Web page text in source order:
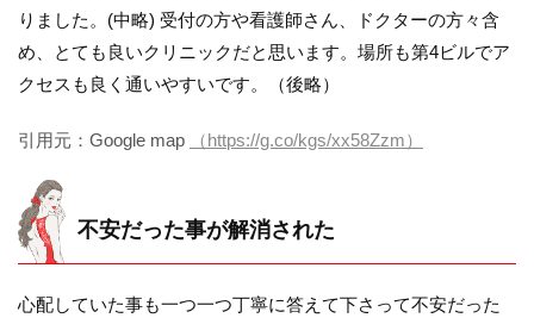
りました。(中略) 受付の方や看護師さん、ドクターの方々含
め、とても良いクリニックだと思います。場所も第4ビルでア
クセスも良く通いやすいです。（後略）
引用元：Google map （https://g.co/kgs/xx58Zzm）
不安だった事が解消された
心配していた事も一つ一つ丁寧に答えて下さって不安だった